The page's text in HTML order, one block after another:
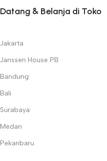
Datang & Belanja di Toko
Jakarta
Janssen House PB
Bandung
Bali
Surabaya
Medan
Pekanbaru